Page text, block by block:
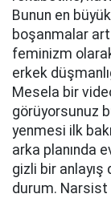
Bunun en
boşanmalar
feminizm
erkek
Mesela bir
görüyorsunuz
yenmesi ilk
arka planında
gizli bir
durum. Narsist